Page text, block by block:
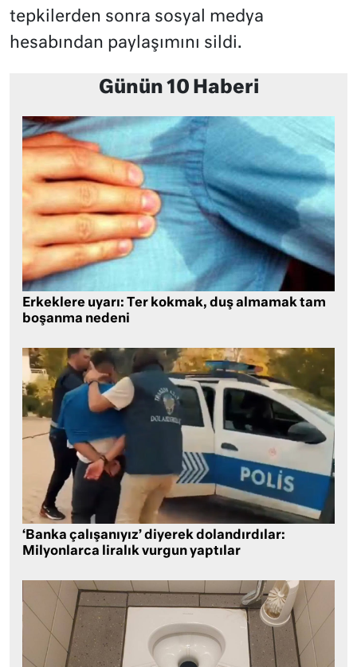
tepkilerden sonra sosyal medya
hesabından paylaşımını sildi.
Günün 10 Haberi
Erkeklere uyarı: Ter kokmak, duş almamak tam
boşanma nedeni
‘Banka çalışanıyız’ diyerek dolandırdılar:
Milyonlarca liralık vurgun yaptılar